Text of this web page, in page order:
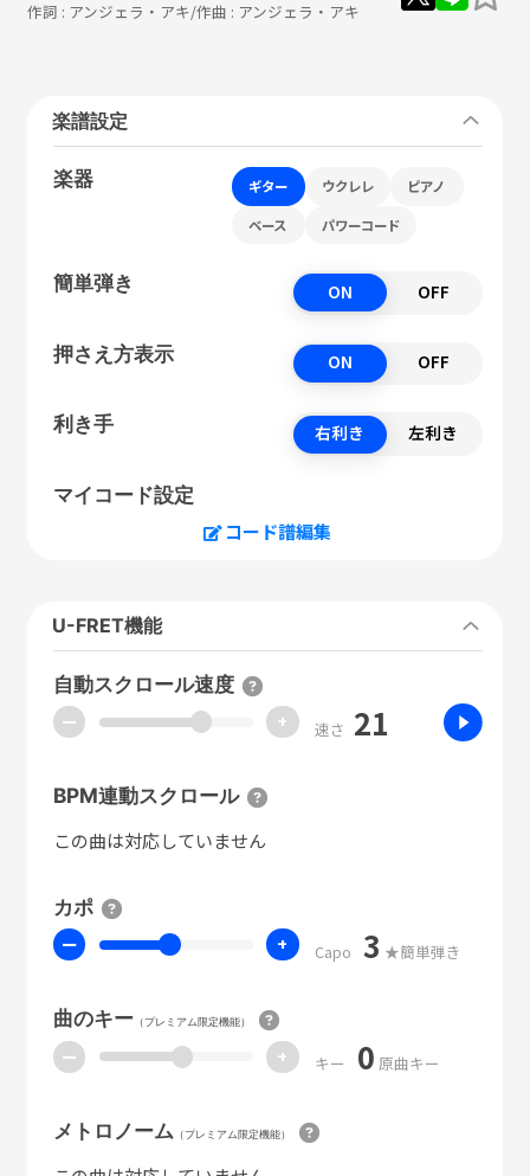
作詞 : アンジェラ・アキ/作曲 : アンジェラ・アキ
楽譜設定
楽器 ギター ウクレレ ピアノ
ベース パワーコード
簡単弾き ON OFF
押さえ方表示 ON OFF
利き手 右利き 左利き
マイコード設定
コード譜編集
U-FRET機能
自動スクロール速度
ー + 速さ 21
BPM連動スクロール
この曲は対応していません
カポ
ー + Capo 3 ★簡単弾き
曲のキー（プレミアム限定機能）
ー + キー 0 原曲キー
メトロノーム （プレミアム限定機能）